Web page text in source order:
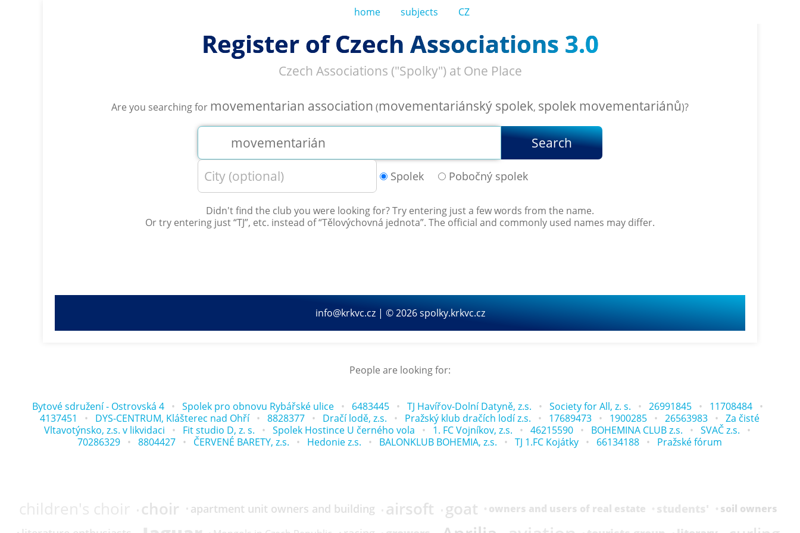
home subjects CZ
Register of Czech Associations 3.0
Czech Associations ("Spolky") at One Place
Are you searching for movementarian association (movementariánský spolek, spolek movementariánů)?
Search
Spolek Pobočný spolek
Didn't find the club you were looking for? Try entering just a few words from the name.
Or try entering just “TJ”, etc. instead of “Tělovýchovná jednota”. The official and commonly used names may differ.
info@krkvc.cz | © 2026 spolky.krkvc.cz
People are looking for:
Bytové sdružení - Ostrovská 4 Spolek pro obnovu Rybářské ulice 6483445 TJ Havířov-Dolní Datyně, z.s. Society for All, z. s. 26991845
11708484
4137451
DYS-CENTRUM, Klášterec nad Ohří 8828377 Dračí lodě, z.s. Pražský klub dračích lodí z.s. 17689473 1900285 26563983
Za čisté
Vltavotýnsko, z.s. v likvidaci
Fit studio D, z. s. Spolek Hostince U černého vola 1. FC Vojníkov, z.s. 46215590 BOHEMINA CLUB z.s.
SVAČ z.s.
70286329
8804427 ČERVENÉ BARETY, z.s. Hedonie z.s. BALONKLUB BOHEMIA, z.s. TJ 1.FC Kojátky 66134188 Pražské fórum
children's choir choir apartment unit owners and building airsoft goat owners and users of real estate students' soil owners